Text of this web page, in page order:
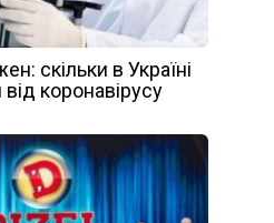
скільки в Україні
коронавірусу